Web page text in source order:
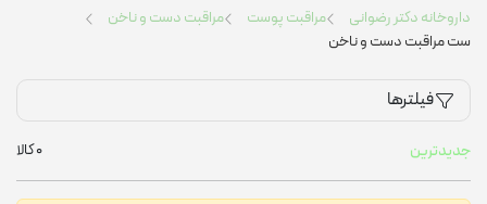
داروخانه دکتر رضوانی مراقبت پوست
مراقبت دست و ناخن
ست مراقبت دست و ناخن
فیلترها
جدیدترین 0کالا